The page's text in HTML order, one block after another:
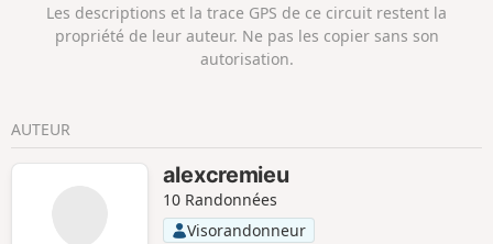
Les descriptions et la trace GPS de ce circuit restent la
propriété de leur auteur. Ne pas les copier sans son
autorisation.
AUTEUR
alexcremieu
10 Randonnées
Visorandonneur